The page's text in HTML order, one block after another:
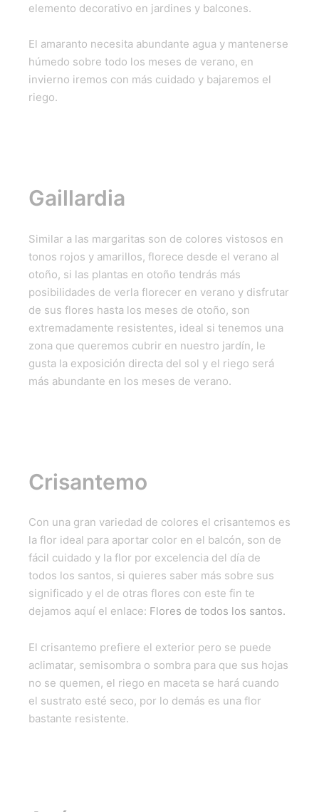
elemento decorativo en jardines y balcones.
El amaranto necesita abundante agua y mantenerse
húmedo sobre todo los meses de verano, en
invierno iremos con más cuidado y bajaremos el
riego.
Gaillardia
Similar a las margaritas son de colores vistosos en
tonos rojos y amarillos, florece desde el verano al
otoño, si las plantas en otoño tendrás más
posibilidades de verla florecer en verano y disfrutar
de sus flores hasta los meses de otoño, son
extremadamente resistentes, ideal si tenemos una
zona que queremos cubrir en nuestro jardín, le
gusta la exposición directa del sol y el riego será
más abundante en los meses de verano.
Crisantemo
Con una gran variedad de colores el crisantemos es
la flor ideal para aportar color en el balcón, son de
fácil cuidado y la flor por excelencia del día de
todos los santos, si quieres saber más sobre sus
significado y el de otras flores con este fin te
dejamos aquí el enlace: Flores de todos los santos.
El crisantemo prefiere el exterior pero se puede
aclimatar, semisombra o sombra para que sus hojas
no se quemen, el riego en maceta se hará cuando
el sustrato esté seco, por lo demás es una flor
bastante resistente.